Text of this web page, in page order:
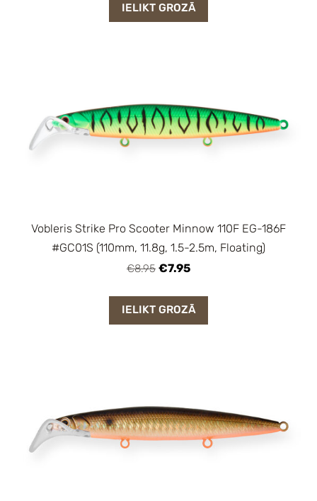
IELIKT GROZĀ
Vobleris Strike Pro Scooter Minnow 110F EG-186F
#GC01S (110mm, 11.8g, 1.5-2.5m, Floating)
€8.95 €7.95
IELIKT GROZĀ